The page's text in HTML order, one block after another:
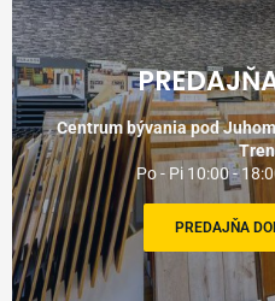
Centrum bývania pod
Po - Pi 10:00 -
PREDAJŇA